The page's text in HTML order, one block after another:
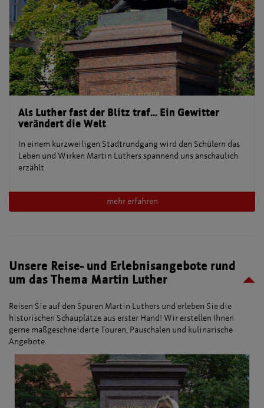
Als Luther fast der Blitz traf... Ein Gewitter
verändert die Welt
In einem kurzweiligen Stadtrundgang wird den Schülern das
Leben und Wirken Martin Luthers spannend uns anschaulich
erzählt.
mehr erfahren
Unsere Reise- und Erlebnisangebote rund
um das Thema Martin Luther
Reisen Sie auf den Spuren Martin Luthers und erleben Sie die
historischen Schauplätze aus erster Hand! Wir erstellen Ihnen
gerne maßgeschneiderte Touren, Pauschalen und kulinarische
Angebote.